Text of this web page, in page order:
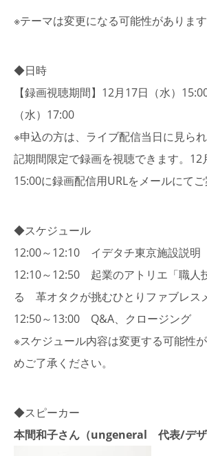
※テーマは変更になる可能性があります
◆日時
【録画視聴期間】12月17日（水）
（水）17:00
※申込の方は、ライブ配信当日に見ら
記期間限定で録画を視聴できます。12
15:00に録画配信用URLをメールにてご
◆スケジュール
12:00～12:10 イデタチ東京施設説明
12:10～12:50 起業のアトリエ「職人
る 革オタクが挑むひとりファブレス
12:50～13:00 Q&A、クロージング
※スケジュール内容は変更する可能性
めご了承ください。
◆スピーカー
本間和子さん（ungeneral 代表/デザ